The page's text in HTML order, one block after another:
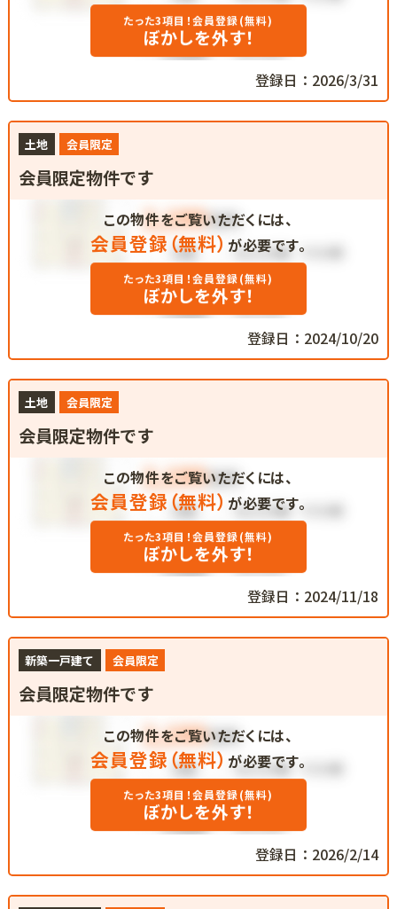
たった3項目！会員登録(無料)
ぼかしを外す！
登録日：2026/3/31
土地 会員限定
会員限定物件です
この物件をご覧いただくには、
会員登録（無料） が必要です。
たった3項目！会員登録(無料)
ぼかしを外す！
登録日：2024/10/20
土地 会員限定
会員限定物件です
この物件をご覧いただくには、
会員登録（無料） が必要です。
たった3項目！会員登録(無料)
ぼかしを外す！
登録日：2024/11/18
新築一戸建て 会員限定
会員限定物件です
この物件をご覧いただくには、
会員登録（無料） が必要です。
たった3項目！会員登録(無料)
ぼかしを外す！
登録日：2026/2/14